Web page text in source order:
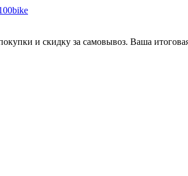
и скидку за самовывоз. Ваша